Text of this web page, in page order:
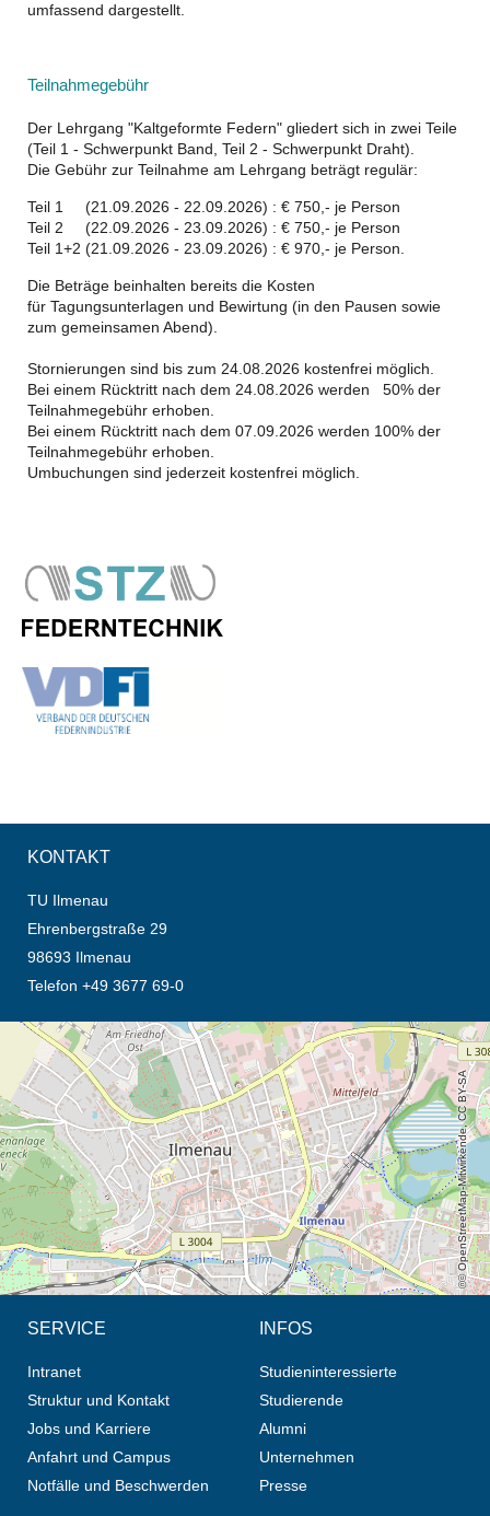
umfassend dargestellt.
Teilnahmegebühr
Der Lehrgang "Kaltgeformte Federn" gliedert sich in zwei Teile
(Teil 1 - Schwerpunkt Band, Teil 2 - Schwerpunkt Draht).
Die Gebühr zur Teilnahme am Lehrgang beträgt regulär:
Teil 1 (21.09.2026 - 22.09.2026) : € 750,- je Person
Teil 2 (22.09.2026 - 23.09.2026) : € 750,- je Person
Teil 1+2 (21.09.2026 - 23.09.2026) : € 970,- je Person.
Die Beträge beinhalten bereits die Kosten
für Tagungsunterlagen und Bewirtung (in den Pausen sowie
zum gemeinsamen Abend).
Stornierungen sind bis zum 24.08.2026 kostenfrei möglich.
Bei einem Rücktritt nach dem 24.08.2026 werden 50% der
Teilnahmegebühr erhoben.
Bei einem Rücktritt nach dem 07.09.2026 werden 100% der
Teilnahmegebühr erhoben.
Umbuchungen sind jederzeit kostenfrei möglich.
KONTAKT
TU Ilmenau
Ehrenbergstraße 29
98693 Ilmenau
Telefon +49 3677 69-0
Öffnet die Anfahrtsbeschreibung in neuem Tab (Karte)
© OpenStreetMap-Mitwirkende, CC BY-SA
SERVICE
Intranet
Struktur und Kontakt
Jobs und Karriere
Anfahrt und Campus
Notfälle und Beschwerden
INFOS
Studieninteressierte
Studierende
Alumni
Unternehmen
Presse